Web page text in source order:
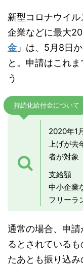
新型コロナウイ
企業などに最大
金 」は、5月8日
と。申請はこれ
う
持続化給付金について
2020年1
上げが去
者が対象
支給額
中小企業
フリーラ
通常の場合、申
るとされている
たあとも振り込